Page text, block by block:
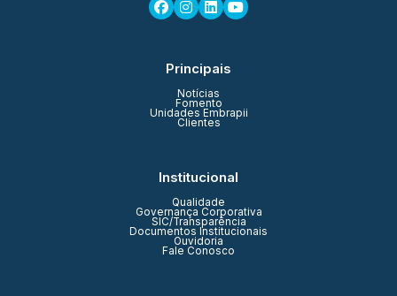
Principais
Notícias
Fomento
Unidades Embrapii
Clientes
Institucional
Qualidade
Governança Corporativa
SIC/Transparência
Documentos Institucionais
Ouvidoria
Fale Conosco